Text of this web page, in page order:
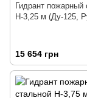
Гидрант пожарный
Н-3,25 м (Ду-125,
15 654 грн